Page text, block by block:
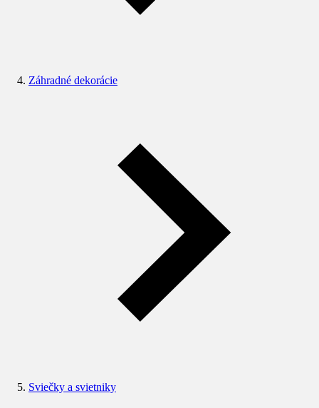
Záhradné dekorácie
Sviečky a svietniky